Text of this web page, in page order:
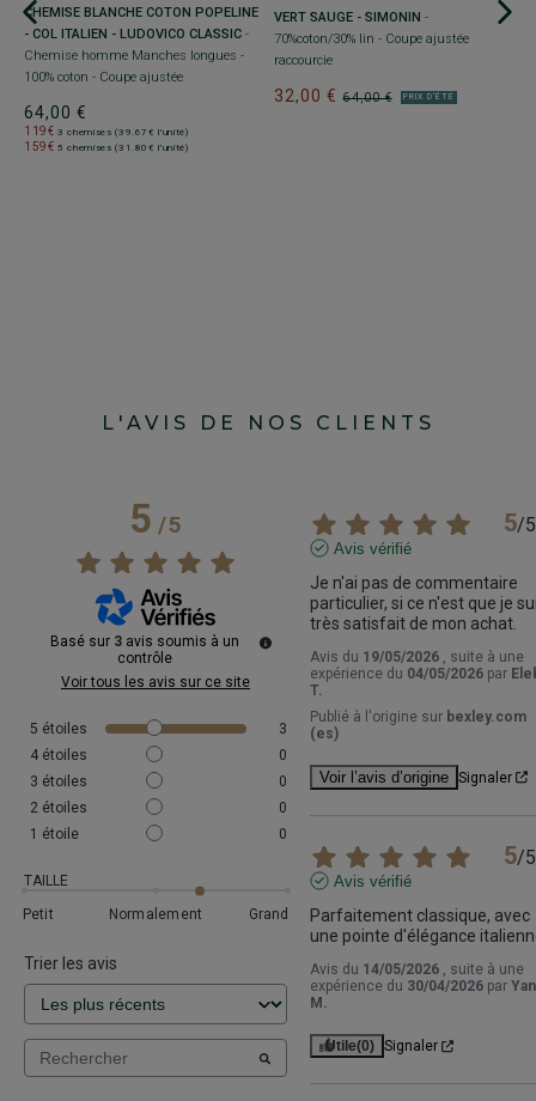
CHEMISE BLANCHE COTON POPELINE
- COL ITALIEN - LUDOVICO CLASSIC -
Chemise homme Manches longues -
100% coton - Coupe ajustée
64,00 €
119€ 3 chemises (39.67€ l'unité)
159€ 5 chemises (31.80€ l'unité)
VERT SAUGE - SIMONIN -
70%coton/30% lin - Coupe ajustée
raccourcie
64,00 €
32,00 € PRIX D'ÉTÉ
L'AVIS DE NOS CLIENTS
5/5
Basé sur 3 avis soumis à un
contrôle
Voir tous les avis sur ce site
5 étoiles
3
4 étoiles
0
3 étoiles
0
2 étoiles
0
1 étoile 0
TAILLE
Petit
Normalement Grand
Trier les avis
5/5
Avis vérifié
Je n'ai pas de commentaire
particulier, si ce n'est que je
très satisfait de mon achat.
Avis du 19/05/2026 , suite à une
expérience du 04/05/2026 par
T.
Publié à l'origine sur bexley.com
(es)
Voir l’avis d’origine Signaler
5/5
Avis vérifié
Parfaitement classique, avec
une pointe d'élégance
Avis du 14/05/2026 , suite à une
expérience du 30/04/2026 par
M.
Utile(0) Signaler